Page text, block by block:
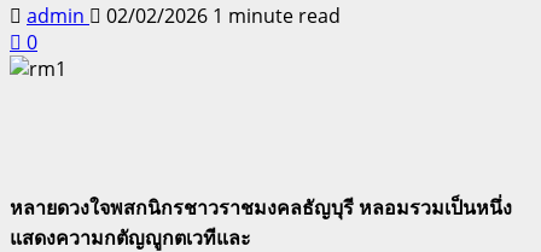
admin 02/02/2026 1 minute read
0
หลายดวงใจพสกนิกรชาวราชมงคลธัญบุรี หลอมรวมเป็นหนึ่ง
แสดงความกตัญญูกตเวทีและ